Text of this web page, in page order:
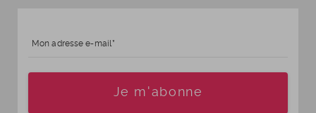
Mon adresse e-mail
Je m'abonne